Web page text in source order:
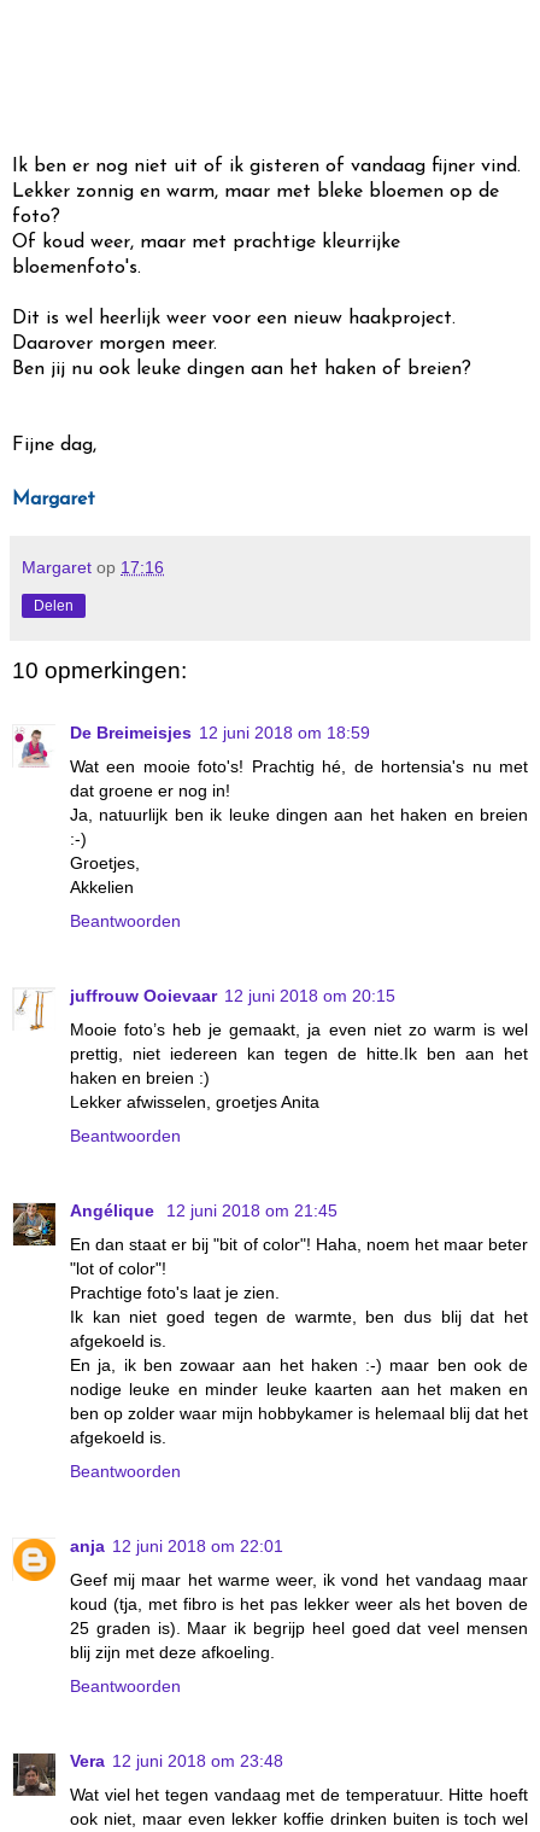
Ik ben er nog niet uit of ik gisteren of vandaag fijner vind.
Lekker zonnig en warm, maar met bleke bloemen op de
foto?
Of koud weer, maar met prachtige kleurrijke
bloemenfoto's.
Dit is wel heerlijk weer voor een nieuw haakproject.
Daarover morgen meer.
Ben jij nu ook leuke dingen aan het haken of breien?
Fijne dag,
Margaret
Margaret op 17:16
Delen
10 opmerkingen:
De Breimeisjes 12 juni 2018 om 18:59
Wat een mooie foto's! Prachtig hé, de hortensia's nu met
dat groene er nog in!
Ja, natuurlijk ben ik leuke dingen aan het haken en breien
:-)
Groetjes,
Akkelien
Beantwoorden
juffrouw Ooievaar 12 juni 2018 om 20:15
Mooie foto’s heb je gemaakt, ja even niet zo warm is wel
prettig, niet iedereen kan tegen de hitte.Ik ben aan het
haken en breien :)
Lekker afwisselen, groetjes Anita
Beantwoorden
Angélique
12 juni 2018 om 21:45
En dan staat er bij "bit of color"! Haha, noem het maar beter
"lot of color"!
Prachtige foto's laat je zien.
Ik kan niet goed tegen de warmte, ben dus blij dat het
afgekoeld is.
En ja, ik ben zowaar aan het haken :-) maar ben ook de
nodige leuke en minder leuke kaarten aan het maken en
ben op zolder waar mijn hobbykamer is helemaal blij dat het
afgekoeld is.
Beantwoorden
anja 12 juni 2018 om 22:01
Geef mij maar het warme weer, ik vond het vandaag maar
koud (tja, met fibro is het pas lekker weer als het boven de
25 graden is). Maar ik begrijp heel goed dat veel mensen
blij zijn met deze afkoeling.
Beantwoorden
Vera 12 juni 2018 om 23:48
Wat viel het tegen vandaag met de temperatuur. Hitte hoeft
ook niet, maar even lekker koffie drinken buiten is toch wel